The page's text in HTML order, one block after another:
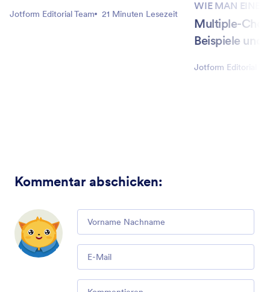
Jotform Editorial Team 21 Minuten Lesezeit
WIE MAN EINE
Multiple-
Beispiele und
Jotform Editorial
Kommentar abschicken:
Comment
Email
Comment